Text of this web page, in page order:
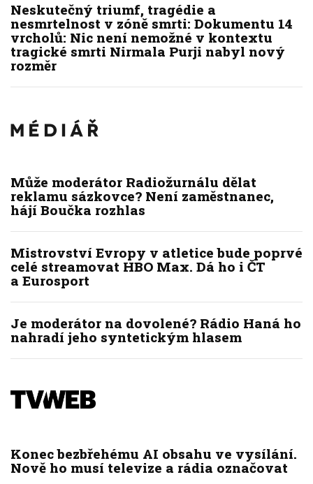
Neskutečný triumf, tragédie a
nesmrtelnost v zóně smrti: Dokumentu 14
vrcholů: Nic není nemožné v kontextu
tragické smrti Nirmala Purji nabyl nový
rozměr
Může moderátor Radiožurnálu dělat
reklamu sázkovce? Není zaměstnanec,
hájí Boučka rozhlas
Mistrovství Evropy v atletice bude poprvé
celé streamovat HBO Max. Dá ho i ČT
a Eurosport
Je moderátor na dovolené? Rádio Haná ho
nahradí jeho syntetickým hlasem
Konec bezbřehému AI obsahu ve vysílání.
Nově ho musí televize a rádia označovat